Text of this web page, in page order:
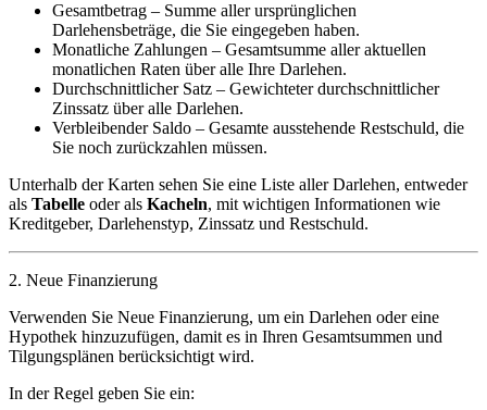
Gesamtbetrag – Summe aller ursprünglichen
Darlehensbeträge, die Sie eingegeben haben.
Monatliche Zahlungen – Gesamtsumme aller aktuellen
monatlichen Raten über alle Ihre Darlehen.
Durchschnittlicher Satz – Gewichteter durchschnittlicher
Zinssatz über alle Darlehen.
Verbleibender Saldo – Gesamte ausstehende Restschuld, die
Sie noch zurückzahlen müssen.
Unterhalb der Karten sehen Sie eine Liste aller Darlehen, entweder
als Tabelle oder als Kacheln, mit wichtigen Informationen wie
Kreditgeber, Darlehenstyp, Zinssatz und Restschuld.
2. Neue Finanzierung
Verwenden Sie Neue Finanzierung, um ein Darlehen oder eine
Hypothek hinzuzufügen, damit es in Ihren Gesamtsummen und
Tilgungsplänen berücksichtigt wird.
In der Regel geben Sie ein: